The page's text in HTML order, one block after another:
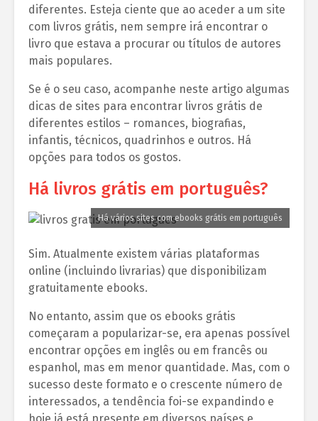
diferentes. Esteja ciente que ao aceder a um site
com livros grátis, nem sempre irá encontrar o
livro que estava a procurar ou títulos de autores
mais populares.
Se é o seu caso, acompanhe neste artigo algumas
dicas de sites para encontrar livros grátis de
diferentes estilos – romances, biografias,
infantis, técnicos, quadrinhos e outros. Há
opções para todos os gostos.
Há livros grátis em português?
Há vários sites com ebooks grátis em português
Sim. Atualmente existem várias plataformas
online (incluindo livrarias) que disponibilizam
gratuitamente ebooks.
No entanto, assim que os ebooks grátis
começaram a popularizar-se, era apenas possível
encontrar opções em inglês ou em francês ou
espanhol, mas em menor quantidade. Mas, com o
sucesso deste formato e o crescente número de
interessados, a tendência foi-se expandindo e